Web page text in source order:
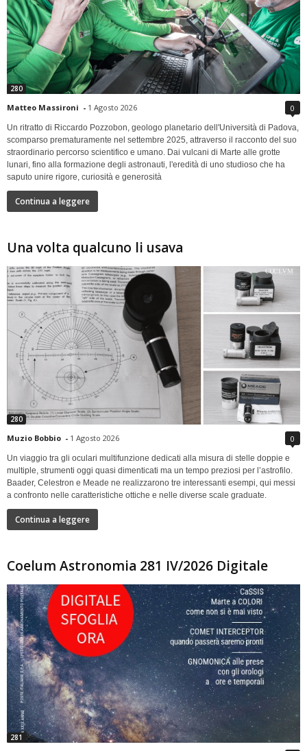
280
Matteo Massironi - 1 Agosto 2026 0
Un ritratto di Riccardo Pozzobon, geologo planetario dell'Università di Padova,
scomparso prematuramente nel settembre 2025, attraverso il racconto del suo
straordinario percorso scientifico e umano. Dai vulcani di Marte alle grotte
lunari, fino alla formazione degli astronauti, l'eredità di uno studioso che ha
saputo unire rigore, curiosità e generosità
Continua a leggere
Una volta qualcuno li usava
280
Muzio Bobbio - 1 Agosto 2026 0
Un viaggio tra gli oculari multifunzione dedicati alla misura di stelle doppie e
multiple, strumenti oggi quasi dimenticati ma un tempo preziosi per l’astrofilo.
Baader, Celestron e Meade ne realizzarono tre interessanti esempi, qui messi
a confronto nelle caratteristiche ottiche e nelle diverse scale graduate.
Continua a leggere
Coelum Astronomia 281 IV/2026 Digitale
281